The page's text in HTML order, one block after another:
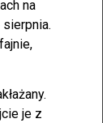
na
je z